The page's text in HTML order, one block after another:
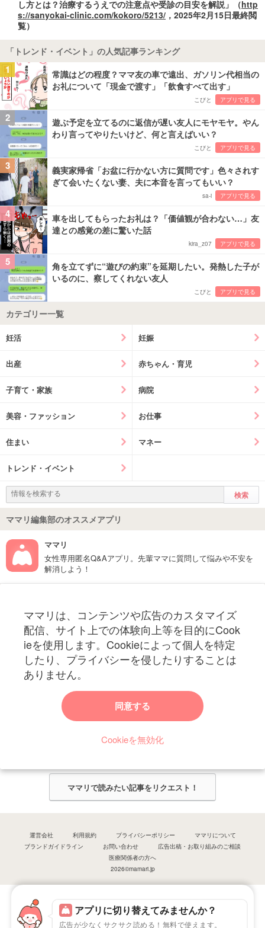
アプリに切り替えてみませんか？
広告が少なくサクサク読める！無料で使えます。
し方とは？治療するうえでの注意点や受診の目安を解説」（http
s://sanyokai-clinic.com/kokoro/5213/ ，2025年2月15日最終閲
覧）
「トレンド・イベント」の人気記事ランキング
1
常識はどの程度？ママ友の車で遠出、ガソリン代相当の
お礼について「現金で渡す」「飲食すべて出す」
こびと アプリで見る
2
遊ぶ予定を立てるのに返信が遅い友人にモヤモヤ。やん
わり言ってやりたいけど、何と言えばいい？
こびと アプリで見る
3
義実家帰省「お盆に行かない方に質問です」色々されす
ぎて会いたくない妻、夫に本音を言ってもいい？
sa-i アプリで見る
4
車を出してもらったお礼は？「価値観が合わない…」友
達との感覚の差に驚いた話
kira_z07 アプリで見る
5
角を立てずに“遊びの約束”を延期したい。発熱した子が
いるのに、察してくれない友人
こびと アプリで見る
カテゴリー一覧
妊活 妊娠
出産 赤ちゃん・育児
子育て・家族 病院
美容・ファッション お仕事
住まい マネー
トレンド・イベント
ママリ編集部のオススメアプリ
ママリ
女性専用匿名Q&Aアプリ。先輩ママに質問して悩みや不安を
解消しよう！
ママリは、コンテンツや広告のカスタマイズ
配信、サイト上での体験向上等を目的にCook
ieを使用します。Cookieによって個人を特定
したり、プライバシーを侵したりすることは
ありません。
同意する
Cookieを無効化
妊娠〜子育て中のお役立ち情報を配信中
ママリからのお知らせ
ママリ編集部がみなさんのご意見をもとに記事を作成させていただきま
ママリで読みたい記事をリクエスト！
運営会社 利用規約 プライバシーポリシー
ママリについて
ブランドガイドライン
お問い合わせ
広告出稿・お取り組みのご相談
医療関係者の方へ
2026©mamari.jp